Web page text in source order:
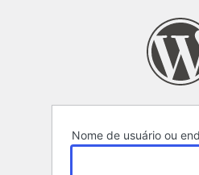
Nome de usuário ou